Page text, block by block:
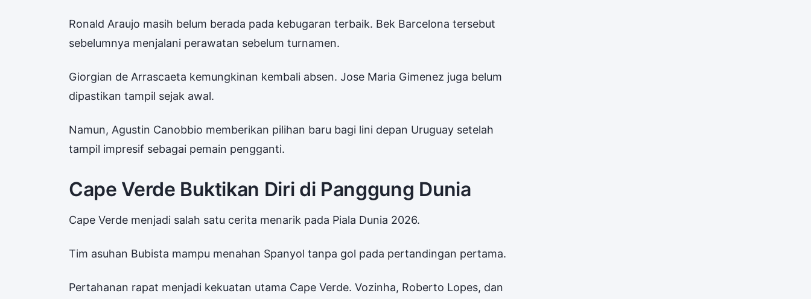
Ronald Araujo masih belum berada pada kebugaran terbaik. Bek Barcelona tersebut
sebelumnya menjalani perawatan sebelum turnamen.
Giorgian de Arrascaeta kemungkinan kembali absen. Jose Maria Gimenez juga belum
dipastikan tampil sejak awal.
Namun, Agustin Canobbio memberikan pilihan baru bagi lini depan Uruguay setelah
tampil impresif sebagai pemain pengganti.
Cape Verde Buktikan Diri di Panggung Dunia
Cape Verde menjadi salah satu cerita menarik pada Piala Dunia 2026.
Tim asuhan Bubista mampu menahan Spanyol tanpa gol pada pertandingan pertama.
Pertahanan rapat menjadi kekuatan utama Cape Verde. Vozinha, Roberto Lopes, dan